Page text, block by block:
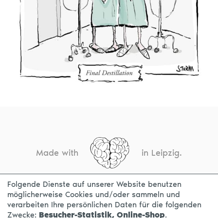
Made with in Leipzig.
KONTAKT IMPRESSUM DATENSCHUTZ
Folgende Dienste auf unserer Website benutzen
möglicherweise Cookies und/oder sammeln und
verarbeiten Ihre persönlichen Daten für die folgenden
Zwecke: Besucher-Statistik, Online-Shop.